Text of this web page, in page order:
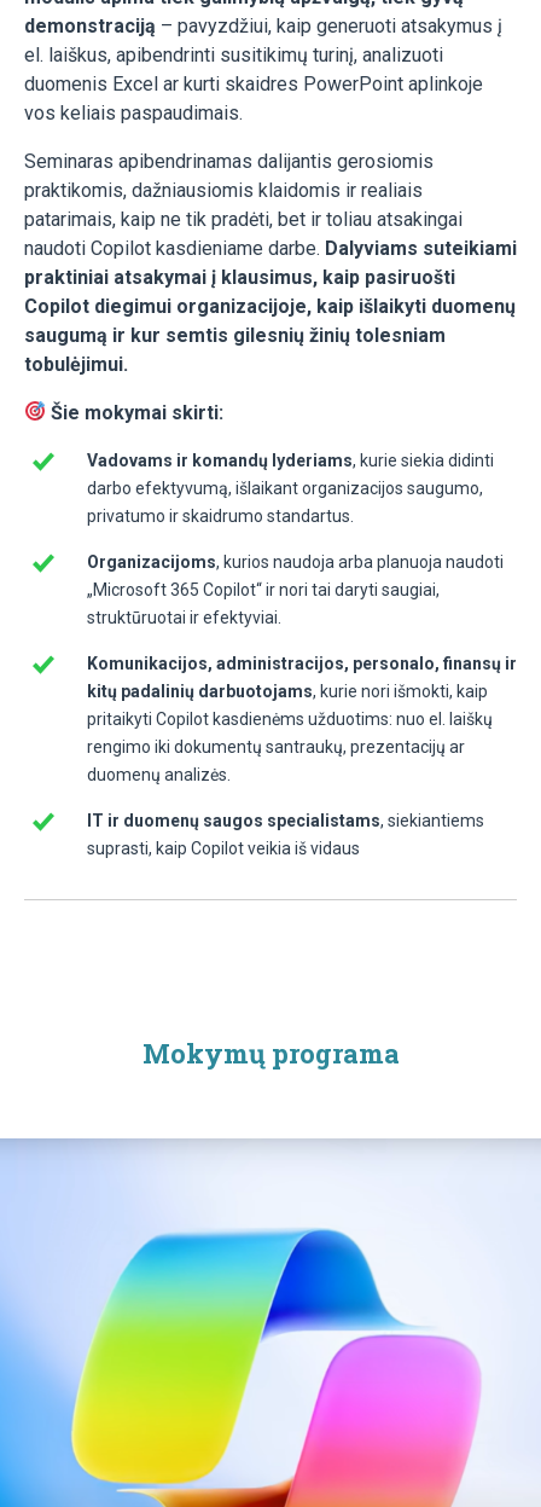
demonstraciją – pavyzdžiui, kaip generuoti atsakymus į
el. laiškus, apibendrinti susitikimų turinį, analizuoti
duomenis Excel ar kurti skaidres PowerPoint aplinkoje
vos keliais paspaudimais.
Seminaras apibendrinamas dalijantis gerosiomis
praktikomis, dažniausiomis klaidomis ir realiais
patarimais, kaip ne tik pradėti, bet ir toliau atsakingai
naudoti Copilot kasdieniame darbe. Dalyviams suteikiami
praktiniai atsakymai į klausimus, kaip pasiruošti
Copilot diegimui organizacijoje, kaip išlaikyti duomenų
saugumą ir kur semtis gilesnių žinių tolesniam
tobulėjimui.
Šie mokymai skirti:
Vadovams ir komandų lyderiams, kurie siekia didinti
darbo efektyvumą, išlaikant organizacijos saugumo,
privatumo ir skaidrumo standartus.
Organizacijoms, kurios naudoja arba planuoja naudoti
„Microsoft 365 Copilot“ ir nori tai daryti saugiai,
struktūruotai ir efektyviai.
Komunikacijos, administracijos, personalo, finansų ir
kitų padalinių darbuotojams, kurie nori išmokti, kaip
pritaikyti Copilot kasdienėms užduotims: nuo el. laiškų
rengimo iki dokumentų santraukų, prezentacijų ar
duomenų analizės.
IT ir duomenų saugos specialistams, siekiantiems
suprasti, kaip Copilot veikia iš vidaus
Mokymų programa